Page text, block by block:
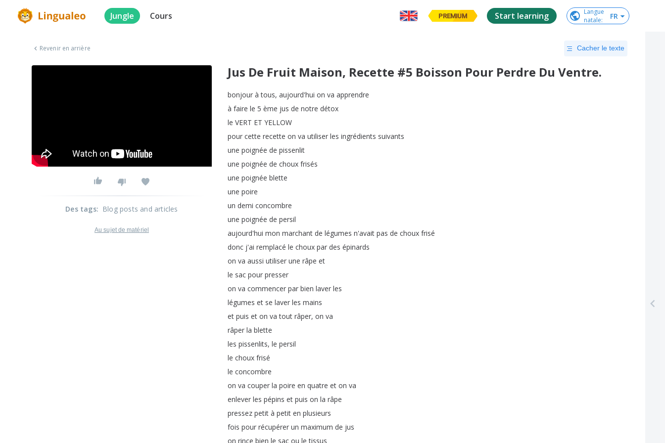
Jungle Cours PREMIUM Start learning
Langue
natale: FR
Revenir en arrière Cacher le texte
Jus De Fruit Maison, Recette #5 Boisson Pour Perdre Du Ventre.
bonjour à tous, aujourd'hui on va apprendre
à faire le 5 ème jus de notre détox
le VERT ET YELLOW
pour cette recette on va utiliser les ingrédients suivants
une poignée de pissenlit
une poignée de choux frisés
une poignée blette
une poire
un demi concombre
une poignée de persil
aujourd'hui mon marchant de légumes n'avait pas de choux frisé
donc j'ai remplacé le choux par des épinards
on va aussi utiliser une râpe et
le sac pour presser
on va commencer par bien laver les
légumes et se laver les mains
et puis et on va tout râper, on va
râper la blette
les pissenlits, le persil
le choux frisé
le concombre
on va couper la poire en quatre et on va
enlever les pépins et puis on la râpe
pressez petit à petit en plusieurs
fois pour récupérer un maximum de jus
on rince bien le sac ou le tissus
Des tags: Blog posts and articles
Au sujet de matériel